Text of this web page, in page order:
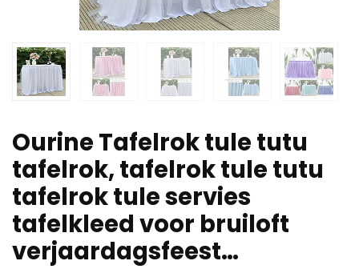
Ourine Tafelrok tule tutu
tafelrok, tafelrok tule tutu
tafelrok tule servies
tafelkleed voor bruiloft
verjaardagsfeest…